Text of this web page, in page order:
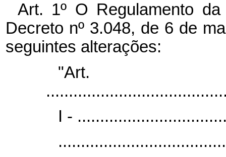
Art. 1º O Regulamento
Decreto nº 3.048, de 6 de
seguintes alterações:
I -